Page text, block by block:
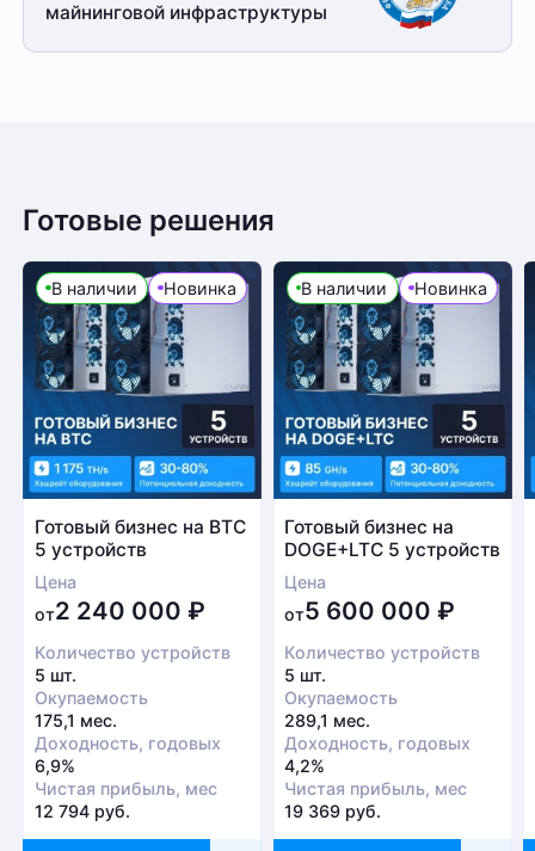
майнинговой инфраструктуры
Готовые решения
В наличии Новинка
Готовый бизнес на BTC
5 устройств
Цена
от2 240 000 ₽
Количество устройств
5 шт.
Окупаемость
175,1 мес.
Доходность, годовых
6,9%
Чистая прибыль, мес
12 794 руб.
В наличии Новинка
Готовый бизнес на
DOGE+LTC 5 устройств
Цена
от5 600 000₽
Количество устройств
5 шт.
Окупаемость
289,1 мес.
Доходность, годовых
4,2%
Чистая прибыль, мес
19 369 руб.